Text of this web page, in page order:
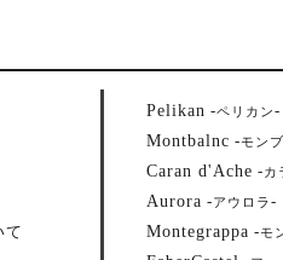
て
Pelikan -ペリカン-
Montbalnc -モン
Caran d'Ache -カ
Aurora -アウロラ -
Montegrappa -モ